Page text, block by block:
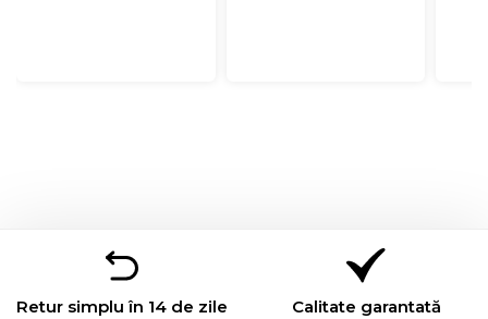
Retur simplu în 14 de zile Calitate garantată